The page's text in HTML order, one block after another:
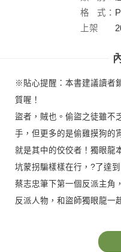
格
式：
上架
※貼心提醒：本書建議讀者
質喔！
盜者，賊也。偷盜之徒雖不
手，但更多的是偷雞摸狗的
就是其中的佼佼者！獨眼龍
坑蒙拐騙樣樣在行，?了達
蔡志忠筆下第一個反派主角
反派人物，和盜師獨眼龍一